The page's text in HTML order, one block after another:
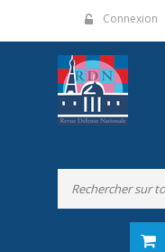
Connexion